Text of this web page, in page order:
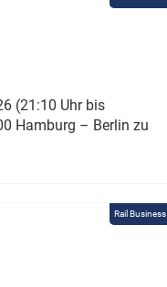
(21:10 Uhr bis
Hamburg – Berlin zu
Rail Business